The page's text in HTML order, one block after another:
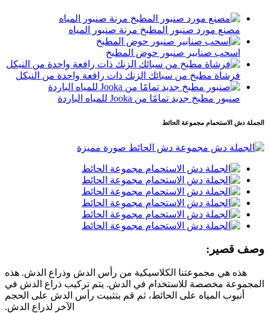
مصنع مورد صنبور المطبخ مرنة صنبور المياه
اسحب صنابير صنبور حوض المطبخ
فرشاة مطبخ من سبائك الزنك ذات رافعة واحدة من النيكل
صنبور مطبخ جديد تمامًا من Jooka للمياه الباردة
الجملة دش الاستحمام مجموعة الحائط
وصف قصير:
هذه هي مجموعتنا الكلاسيكية من رأس الدش وذراع الدش. هذه
المجموعة مخصصة للاستخدام في الدش. يتم تركيب ذراع الدش في
أنبوب المياه على الحائط، ثم قم بتثبيت رأس الدش على الحجم
الآخر لذراع الدش.